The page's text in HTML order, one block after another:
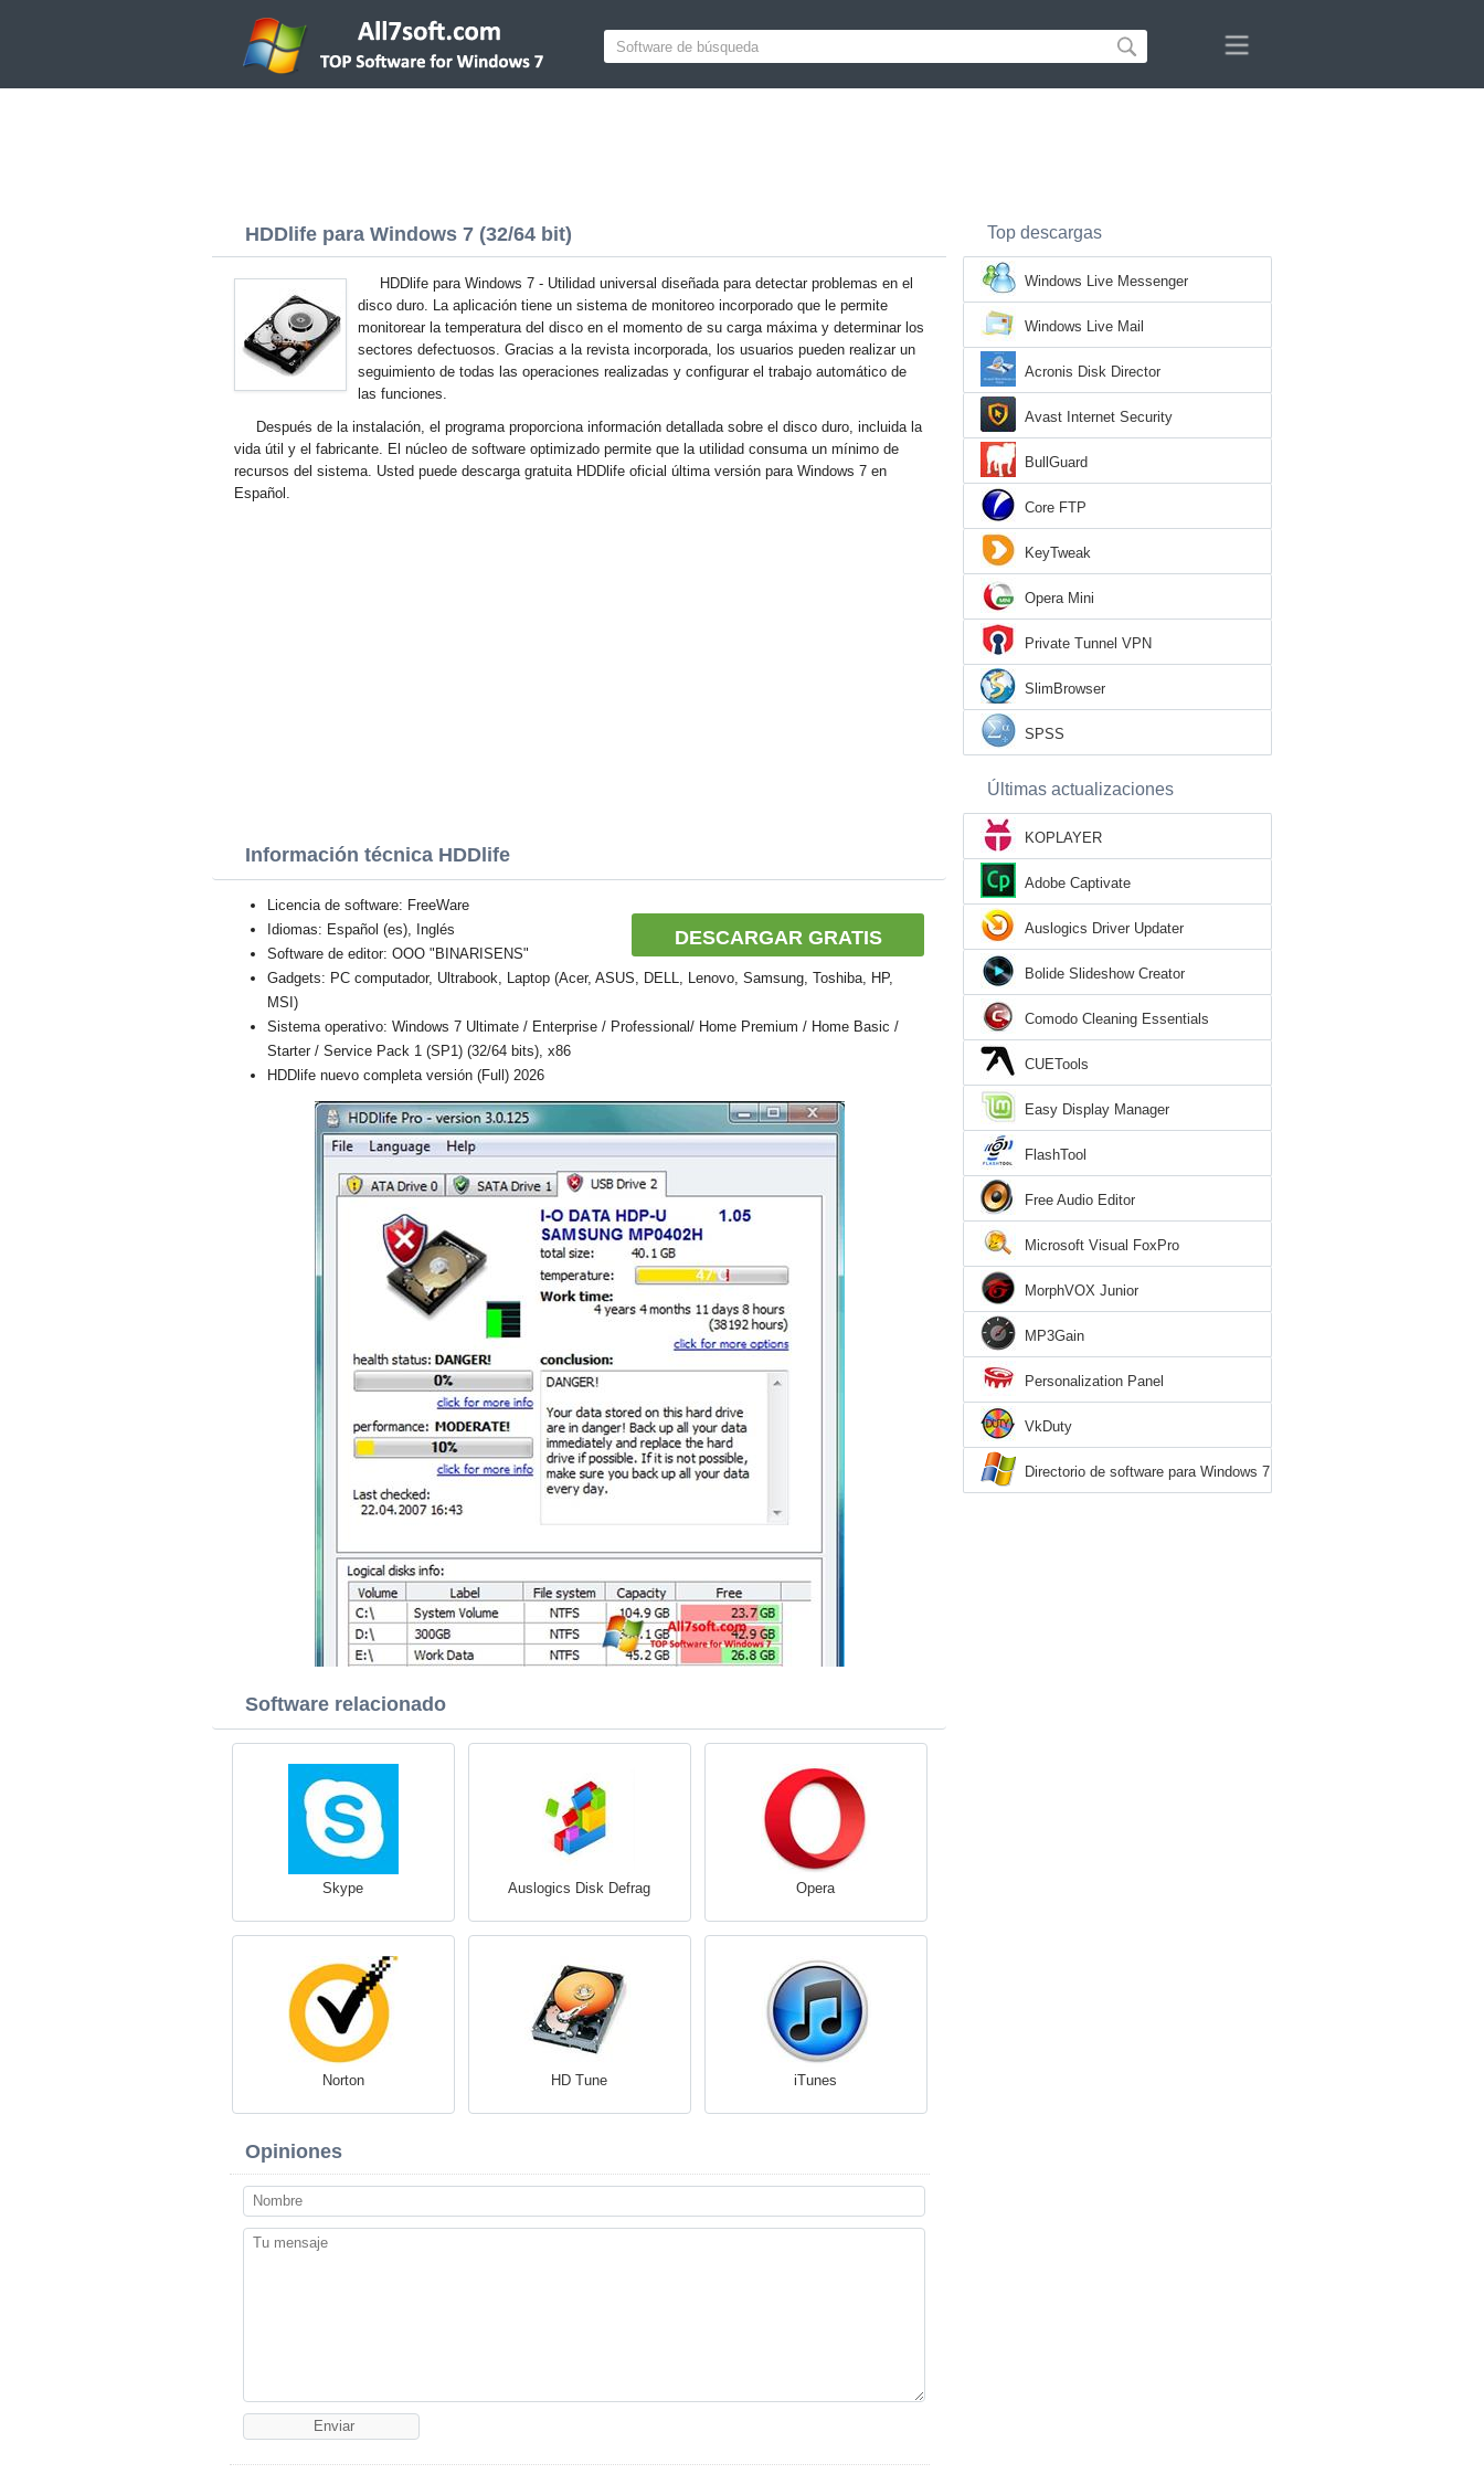
HDDlife para Windows 7 (32/64 bit)
HDDlife para Windows 7 - Utilidad universal diseñada para detectar problemas en el
disco duro. La aplicación tiene un sistema de monitoreo incorporado que le permite
monitorear la temperatura del disco en el momento de su carga máxima y determinar los
sectores defectuosos. Gracias a la revista incorporada, los usuarios pueden realizar un
seguimiento de todas las operaciones realizadas y configurar el trabajo automático de
las funciones.
Después de la instalación, el programa proporciona información detallada sobre el disco duro, incluida la
vida útil y el fabricante. El núcleo de software optimizado permite que la utilidad consuma un mínimo de
recursos del sistema. Usted puede descarga gratuita HDDlife oficial última versión para Windows 7 en
Español.
Información técnica HDDlife
DESCARGAR GRATIS
Licencia de software: FreeWare
Idiomas: Español (es), Inglés
Software de editor: OOO "BINARISENS"
Gadgets: PC computador, Ultrabook, Laptop (Acer, ASUS, DELL, Lenovo, Samsung, Toshiba, HP,
MSI)
Sistema operativo: Windows 7 Ultimate / Enterprise / Professional/ Home Premium / Home Basic /
Starter / Service Pack 1 (SP1) (32/64 bits), x86
HDDlife nuevo completa versión (Full) 2026
Software relacionado
Skype Auslogics Disk Defrag Opera
Norton HD Tune iTunes
Opiniones
Top descargas
Windows Live Messenger
Windows Live Mail
Acronis Disk Director
Avast Internet Security
BullGuard
Core FTP
KeyTweak
Opera Mini
Private Tunnel VPN
SlimBrowser
SPSS
Últimas actualizaciones
KOPLAYER
Adobe Captivate
Auslogics Driver Updater
Bolide Slideshow Creator
Comodo Cleaning Essentials
CUETools
Easy Display Manager
FlashTool
Free Audio Editor
Microsoft Visual FoxPro
MorphVOX Junior
MP3Gain
Personalization Panel
VkDuty
Directorio de software para Windows 7